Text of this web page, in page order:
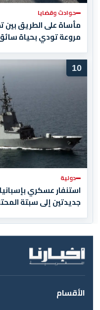
حوادث وقضايا
مأساة على الطريق بين
مروعة تودي بحياة
10
دولية
استنفار عسكري
جديدتين إلى سبتة
الأقسام